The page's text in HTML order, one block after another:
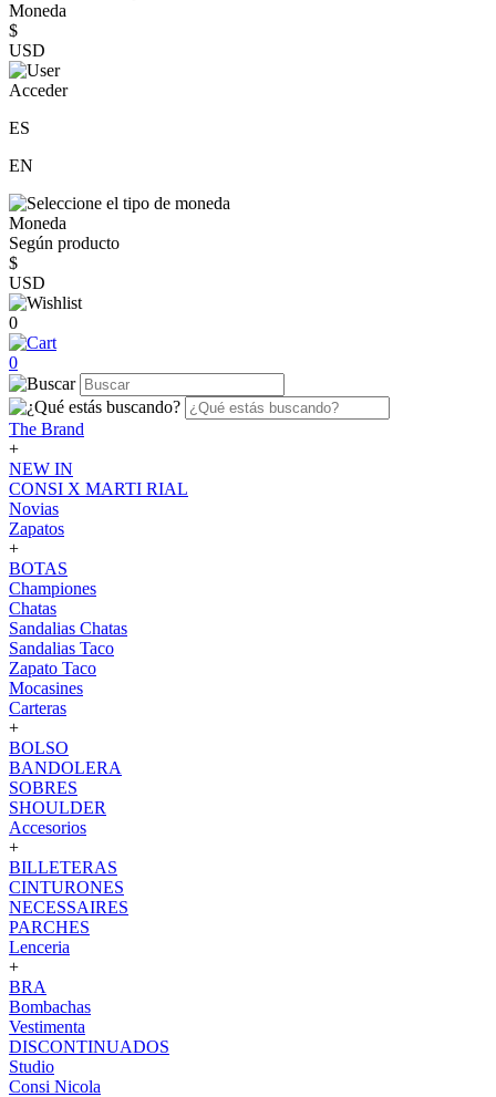
Moneda
$
USD
Acceder
ES
EN
Moneda
Según producto
$
USD
0
0
The Brand
+
NEW IN
CONSI X MARTI RIAL
Novias
Zapatos
+
BOTAS
Championes
Chatas
Sandalias Chatas
Sandalias Taco
Zapato Taco
Mocasines
Carteras
+
BOLSO
BANDOLERA
SOBRES
SHOULDER
Accesorios
+
BILLETERAS
CINTURONES
NECESSAIRES
PARCHES
Lenceria
+
BRA
Bombachas
Vestimenta
DISCONTINUADOS
Studio
Consi Nicola